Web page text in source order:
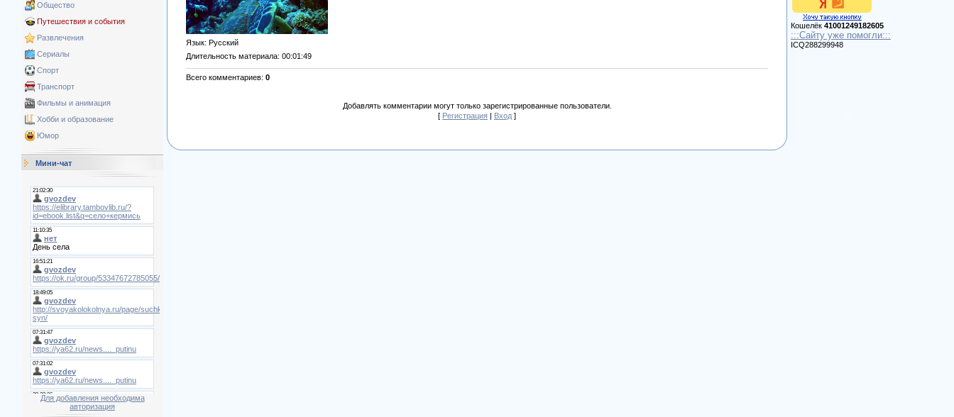
Общество
Путешествия и события
Развлечения
Сериалы
Спорт
Транспорт
Фильмы и анимация
Хобби и образование
Юмор
Мини-чат
Для добавления необходима
авторизация
Язык: Русский
Длительность материала: 00:01:49
Всего комментариев: 0
Добавлять комментарии могут только зарегистрированные пользователи.
[ Регистрация | Вход ]
Кошелёк 41001249182605
:::Сайту уже помогли:::
ICQ288299948